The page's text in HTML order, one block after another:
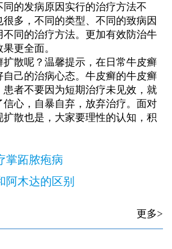
同的发病原因实行的治疗方法不
很多，不同的类型、不同的致病因
同的治疗方法。更加有效防治牛
更全面。
散呢？温馨提示，在日常牛皮癣
己的治病心态。牛皮癣的牛皮癣
者不要因为短期治疗未见效，就
心，自暴自弃，放弃治疗。面对
散也是，大家要理性的认知，积
掌跖脓疱病
阿木达的区别
更多>